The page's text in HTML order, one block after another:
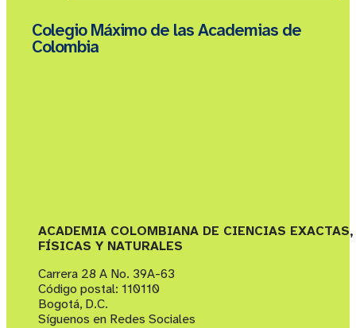
Colegio Máximo de las Academias de
Colombia
ACADEMIA COLOMBIANA DE CIENCIAS EXACTAS,
FÍSICAS Y NATURALES
Carrera 28 A No. 39A-63
Código postal: 110110
Bogotá, D.C.
Síguenos en Redes Sociales